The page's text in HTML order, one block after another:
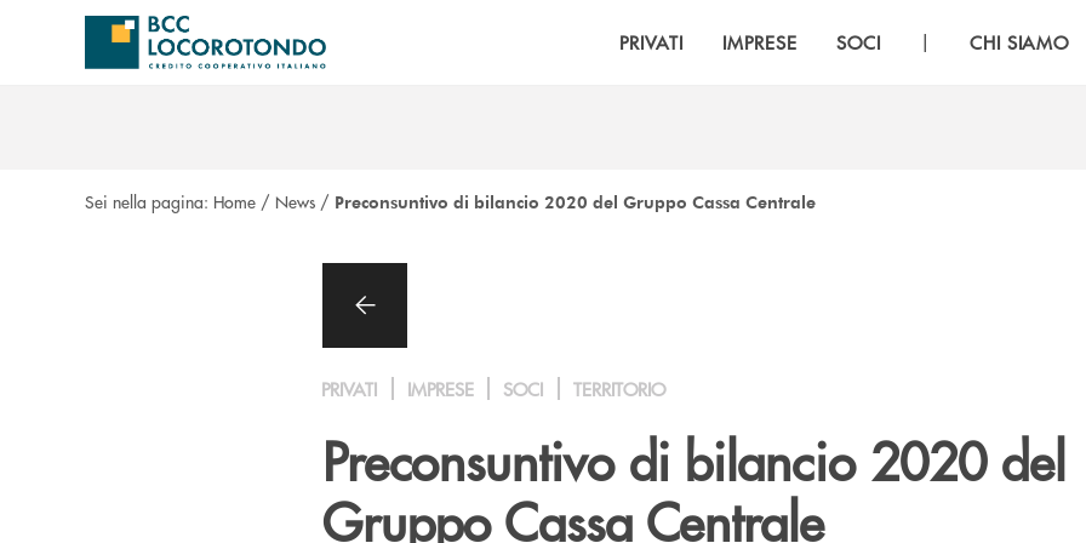
Salta al contenuto principale
PRIVATI IMPRESE SOCI | CHI SIAMO
Sei nella pagina: Home / News / Preconsuntivo di bilancio 2020 del Gruppo Cassa Centrale
PRIVATI IMPRESE SOCI TERRITORIO
Preconsuntivo di bilancio 2020 del
Gruppo Cassa Centrale